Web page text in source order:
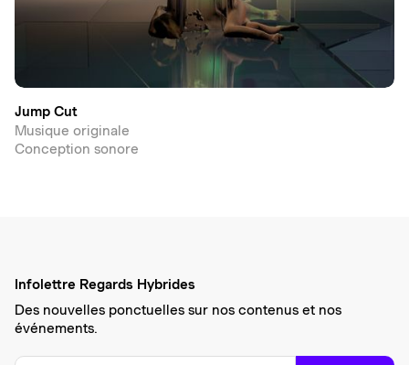
Jump Cut
Musique originale
Conception sonore
Infolettre Regards Hybrides
Des nouvelles ponctuelles sur nos contenus et nos
événements.